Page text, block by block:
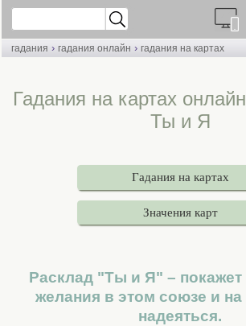
гадания › гадания онлайн › гадания на картах
Гадания на картах
Ты и Я
Гадания на картах
Значения карт
Расклад "Ты и Я" –
желания в этом союзе и
надеяться.